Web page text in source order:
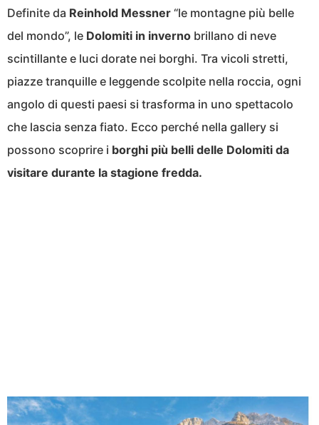
Definite da Reinhold Messner “le montagne più belle
del mondo”, le Dolomiti in inverno brillano di neve
scintillante e luci dorate nei borghi. Tra vicoli stretti,
piazze tranquille e leggende scolpite nella roccia, ogni
angolo di questi paesi si trasforma in uno spettacolo
che lascia senza fiato. Ecco perché nella gallery si
possono scoprire i borghi più belli delle Dolomiti da
visitare durante la stagione fredda.